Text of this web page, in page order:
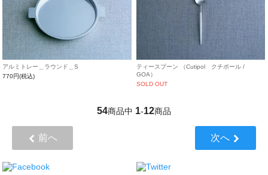
アルミトレー＿ラウンド＿S
770円(税込)
ティースプーン （Cutipol クチポール /
GOA）
SOLD OUT
54商品中 1-12商品
前へ 次へ